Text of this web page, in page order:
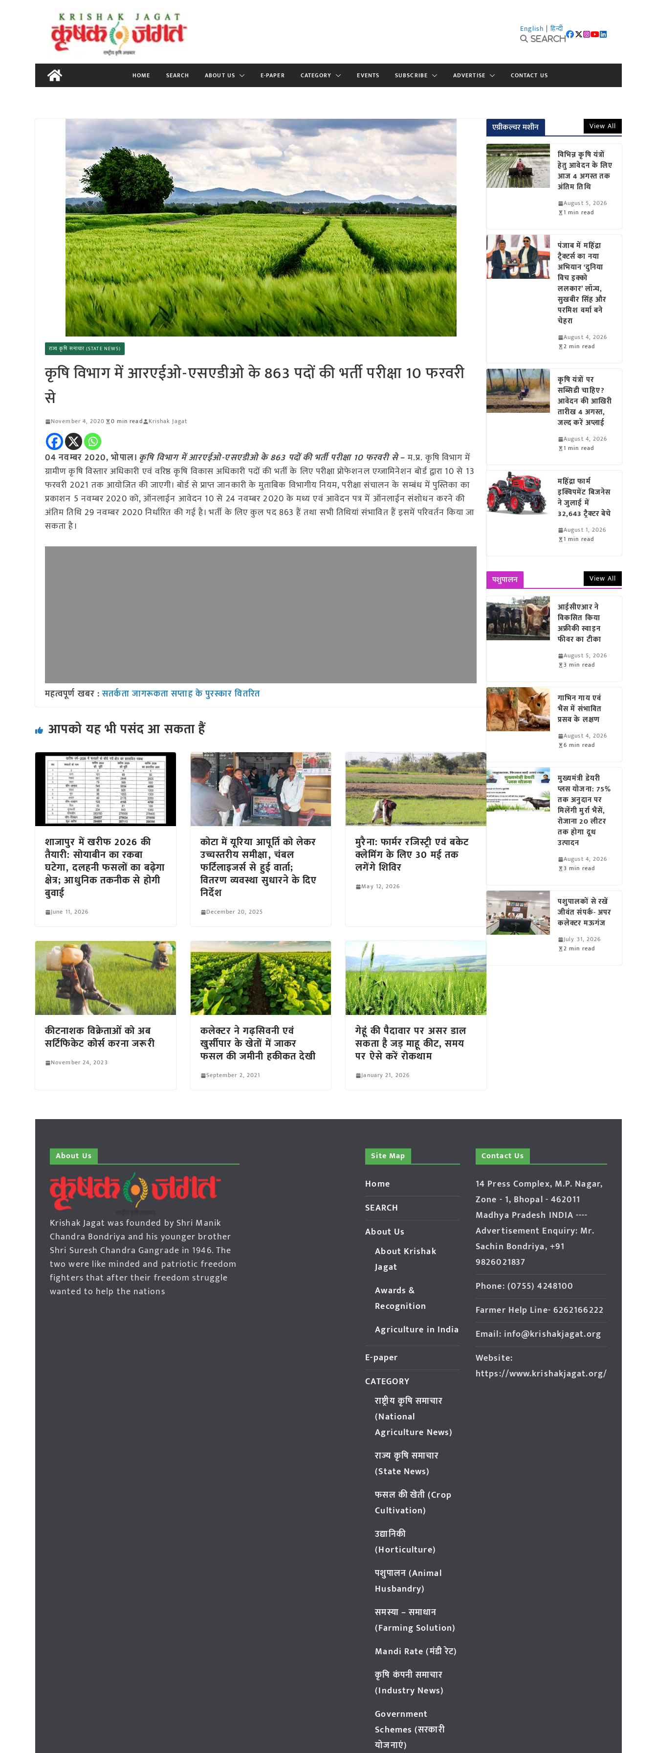
content
English | हिन्दी
Search
HOME SEARCH ABOUT US E-PAPER CATEGORY EVENTS SUBSCRIBE ADVERTISE CONTACT US
राज्य कृषि समाचार (STATE NEWS)
कृषि विभाग में आरएईओ-एसएडीओ के 863 पदों की भर्ती परीक्षा 10 फरवरी
से
November 4, 2020 0 min read Krishak Jagat
04 नवम्बर 2020, भोपाल। कृषि विभाग में आरएईओ-एसएडीओ के 863 पदों की भर्ती परीक्षा 10 फरवरी से–म.प्र. कृषि विभाग में
ग्रामीण कृषि विस्तार अधिकारी एवं वरिष्ठ कृषि विकास अधिकारी पदों की भर्ती के लिए परीक्षा प्रोफेशनल एग्जामिनेशन बोर्ड द्वारा 10 से 13
फरवरी 2021 तक आयोजित की जाएगी। बोर्ड से प्राप्त जानकारी के मुताबिक विभागीय नियम, परीक्षा संचालन के सम्बंध में पुस्तिका का
प्रकाशन 5 नवम्बर 2020 को, ऑनलाईन आवेदन 10 से 24 नवम्बर 2020 के मध्य एवं आवेदन पत्र में ऑनलाईन संशोधन करने की
अंतिम तिथि 29 नवम्बर 2020 निर्धारित की गई है। भर्ती के लिए कुल पद 863 हैं तथा सभी तिथियां संभावित हैं इसमें परिवर्तन किया जा
सकता है।
महत्वपूर्ण खबर :सतर्कता जागरूकता सप्ताह के पुरस्कार वितरित
आपको यह भी पसंद आ सकता हैं
शाजापुर में खरीफ 2026 की
तैयारी: सोयाबीन का रकबा
घटेगा, दलहनी फसलों का बढ़ेगा
क्षेत्र; आधुनिक तकनीक से होगी
बुवाई
June 11, 2026
कोटा में यूरिया आपूर्ति को लेकर
उच्चस्तरीय समीक्षा, चंबल
फर्टिलाइजर्स से हुई वार्ता;
वितरण व्यवस्था सुधारने के दिए
निर्देश
December 20, 2025
मुरैना: फार्मर रजिस्ट्री एवं बकेट
क्लेमिंग के लिए 30 मई तक
लगेंगे शिविर
May 12, 2026
कीटनाशक विक्रेताओं को अब
सर्टिफिकेट कोर्स करना जरूरी
November 24, 2023
कलेक्टर ने गढ़सिवनी एवं
खुर्सीपार के खेतों में जाकर
फसल की जमीनी हकीकत देखी
September 2, 2021
गेहूं की पैदावार पर असर डाल
सकता है जड़ माहू कीट, समय
पर ऐसे करें रोकथाम
January 21, 2026
एग्रीकल्चर मशीन View All
विभिन्न कृषि यंत्रों
हेतु आवेदन के लिए
आज 4 अगस्त तक
अंतिम तिथि
August 5, 2026
1 min read
पंजाब में महिंद्रा
ट्रैक्टर्स का नया
अभियान ‘दुनिया
विच इक्को
ललकार’ लॉन्च,
सुखबीर सिंह और
परमिश वर्मा बने
चेहरा
August 4, 2026
2 min read
कृषि यंत्रों पर
सब्सिडी चाहिए?
आवेदन की आखिरी
तारीख 4 अगस्त,
जल्द करें अप्लाई
August 4, 2026
1 min read
महिंद्रा फार्म
इक्विपमेंट बिजनेस
ने जुलाई में
32,643 ट्रैक्टर बेचे
August 1, 2026
1 min read
पशुपालन View All
आईसीएआर ने
विकसित किया
अफ्रीकी स्वाइन
फीवर का टीका
August 5, 2026
3 min read
गाभिन गाय एवं
भैंस में संभावित
प्रसव के लक्षण
August 4, 2026
6 min read
मुख्यमंत्री डेयरी
प्लस योजना: 75%
तक अनुदान पर
मिलेंगी मुर्रा भैंसें,
रोजाना 20 लीटर
तक होगा दूध
उत्पादन
August 4, 2026
3 min read
पशुपालकों से रखें
जीवंत संपर्क- अपर
कलेक्टर मऊगंज
July 31, 2026
2 min read
About Us
Krishak Jagat was founded by Shri Manik
Chandra Bondriya and his younger brother
Shri Suresh Chandra Gangrade in 1946. The
two were like minded and patriotic freedom
fighters that after their freedom struggle
wanted to help the nations
Site Map
Home
SEARCH
About Us
About Krishak
Jagat
Awards &
Recognition
Agriculture in India
E-paper
CATEGORY
राष्ट्रीय कृषि समाचार
(National
Agriculture News)
राज्य कृषि समाचार
(State News)
फसल की खेती (Crop
Cultivation)
उद्यानिकी
(Horticulture)
पशुपालन (Animal
Husbandry)
समस्या – समाधान
(Farming Solution)
Mandi Rate (मंडी रेट)
कृषि कंपनी समाचार
(Industry News)
Government
Schemes (सरकारी
योजनाएं)
Contact Us
14 Press Complex, M.P. Nagar,
Zone - 1, Bhopal - 462011
Madhya Pradesh INDIA ----
Advertisement Enquiry: Mr.
Sachin Bondriya, +91
9826021837
Phone: (0755) 4248100
Farmer Help Line- 6262166222
Email: info@krishakjagat.org
Website:
https://www.krishakjagat.org/